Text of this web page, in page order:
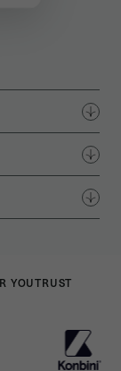
YOUTRUST